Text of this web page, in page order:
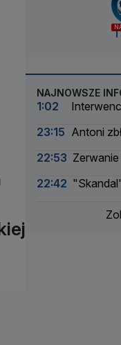
NAJNOWSZE
1:02
23:15 Antoni
22:53
Wojskowa
22:42